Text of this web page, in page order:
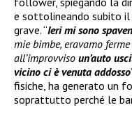
e sottolineando subito
grave. “Ieri mi sono
mie bimbe, eravamo
all’improvviso un’auto
vicino ci è venuta addosso
fisiche, ha generato un
soprattutto perché le